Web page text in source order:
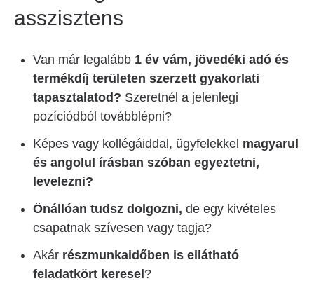
asszisztens
Van már legalább 1 év vám, jövedéki adó és
termékdíj területen szerzett gyakorlati
tapasztalatod? Szeretnél a jelenlegi
pozíciódból továbblépni?
Képes vagy kollégáiddal, ügyfelekkel magyarul
és angolul írásban szóban egyeztetni,
levelezni?
Önállóan tudsz dolgozni, de egy kivételes
csapatnak szívesen vagy tagja?
Akár részmunkaidőben is ellátható
feladatkört keresel ?